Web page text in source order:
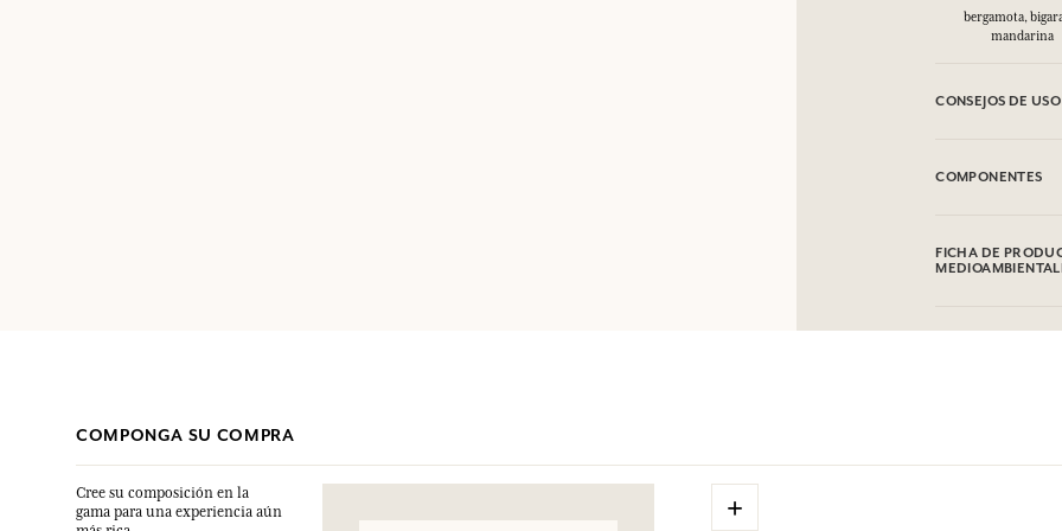
bergamota,
mandarina
CONSEJOS DE USO
COMPONENTES
Linalool,
ser objeto de
FICHA DE
COMPONGA SU COMPRA
Cree su composición en la
gama para una experiencia aún
+